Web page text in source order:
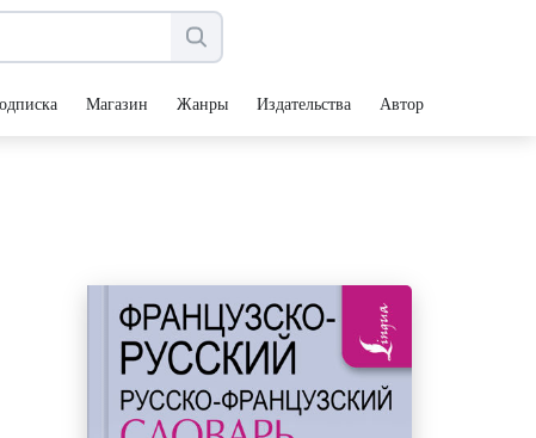
Магазин Жанры Издательства Авторы